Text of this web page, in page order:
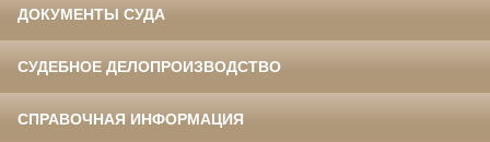
ДОКУМЕНТЫ СУДА
СУДЕБНОЕ ДЕЛОПРОИЗВОДСТВО
СПРАВОЧНАЯ ИНФОРМАЦИЯ